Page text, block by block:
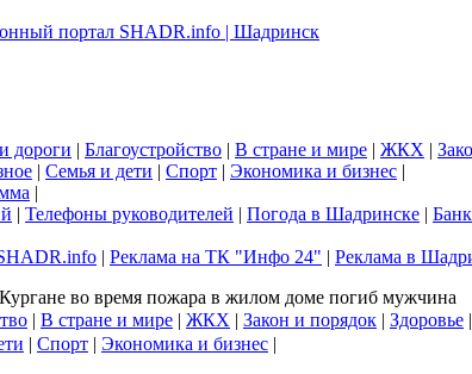
дороги | Благоустройство | В стране и мире | ЖКХ |
| Семья и дети | Спорт | Экономика и бизнес |
|
| Телефоны руководителей | Погода в Шадринске |
| Реклама на ТК "Инфо 24" | Реклама в
во время пожара в жилом доме погиб мужчина
| В стране и мире | ЖКХ | Закон и порядок | Здоровье |
| Спорт | Экономика и бизнес |